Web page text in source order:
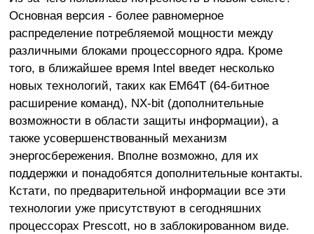
Основная версия - более равномерное
распределение потребляемой мощности между
различными блоками процессорного ядра. Кроме
того, в ближайшее время Intel введет несколько
новых технологий, таких как EM64T (64-битное
расширение команд), NX-bit (дополнительные
возможности в области защиты информации), а
также усовершенствованный механизм
энергосбережения. Вполне возможно, для их
поддержки и понадобятся дополнительные контакты.
Кстати, по предварительной информации все эти
технологии уже присутствуют в сегодняшних
процессорах Prescott, но в заблокированном виде.